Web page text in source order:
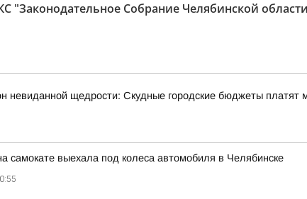
"Законодательное Собрание Челябинской
невиданной щедрости: Скудные городские бюджеты платят
самокате выехала под колеса автомобиля в Челябинске